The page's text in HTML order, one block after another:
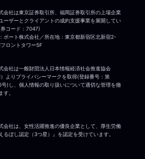
会社は一般財団法人日本情報経済社会推進協会
）よりプライバシーマークを取得(登録番号：第
)し、個人情報の取り扱いについて適切な管理を徹
す。
会社は東京証券取引所、福岡証券取引所の上場企業
ーザーとクライアントの成約支援事業を展開してい
コード：7047)
ポート株式会社／所在地：東京都新宿区北新宿2-
ロントタワー5F
会社は、女性活躍推進の優良企業として、厚生労働
るぼし認定（3つ星）』を認定を受けています。